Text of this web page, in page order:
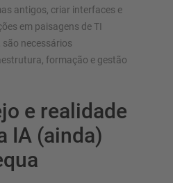
antigos, criar interfaces e
em paisagens de TI
são necessários
formação e gestão
e realidade
IA (ainda)